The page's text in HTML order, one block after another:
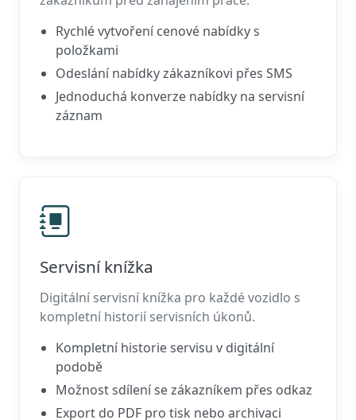
Rychlé vytvoření cenové nabídky s
položkami
Odeslání nabídky zákazníkovi přes SMS
Jednoduchá konverze nabídky na servisní
záznam
Servisní knížka
Digitální servisní knížka pro každé vozidlo s
kompletní historií servisních úkonů.
Kompletní historie servisu v digitální
podobě
Možnost sdílení se zákazníkem přes odkaz
Export do PDF pro tisk nebo archivaci